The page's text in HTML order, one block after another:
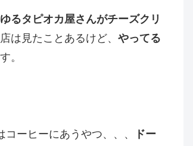
るタピオカ屋さんがチーズクリ
は見たことあるけど、 やってる
。
ーヒーにあうやつ、、、
ドー